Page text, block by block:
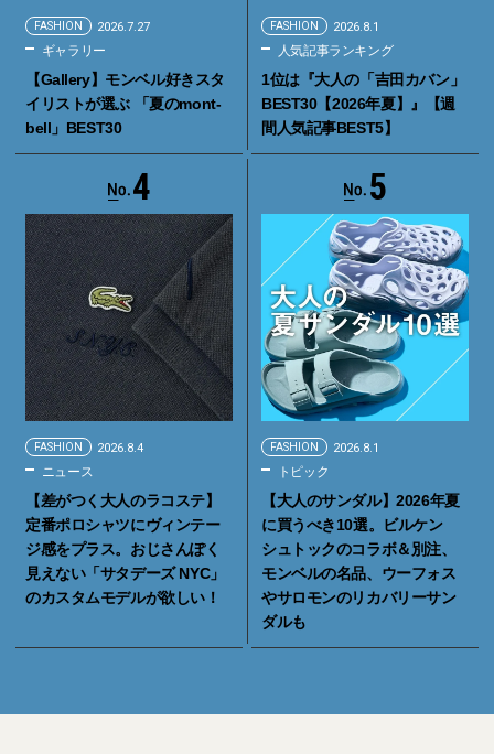
FASHION 2026.7.27
ギャラリー
【Gallery】モンベル好きスタ
イリストが選ぶ 「夏のmont-
bell」BEST30
FASHION 2026.8.1
人気記事ランキング
1位は『大人の「吉田カバン」
BEST30【2026年夏】』【週
間人気記事BEST5】
4
FASHION 2026.8.4
ニュース
【差がつく大人のラコステ】
定番ポロシャツにヴィンテー
ジ感をプラス。おじさんぽく
見えない「サタデーズ NYC」
のカスタムモデルが欲しい！
5
FASHION 2026.8.1
トピック
【大人のサンダル】2026年夏
に買うべき10選。ビルケン
シュトックのコラボ＆別注、
モンベルの名品、ウーフォス
やサロモンのリカバリーサン
ダルも